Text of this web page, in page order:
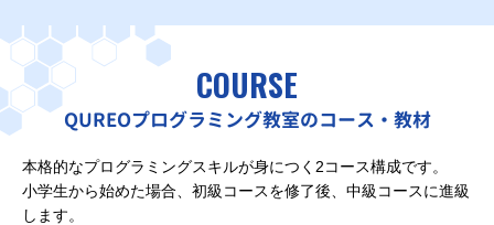
COURSE
QUREOプログラミング教室のコース・教材
本格的なプログラミングスキルが身につく2コース構成です。
小学生から始めた場合、初級コースを修了後、中級コースに進級
します。